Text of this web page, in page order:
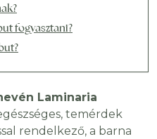
fogyasztani?
Laminaria
temérdek
rendelkező, a barna